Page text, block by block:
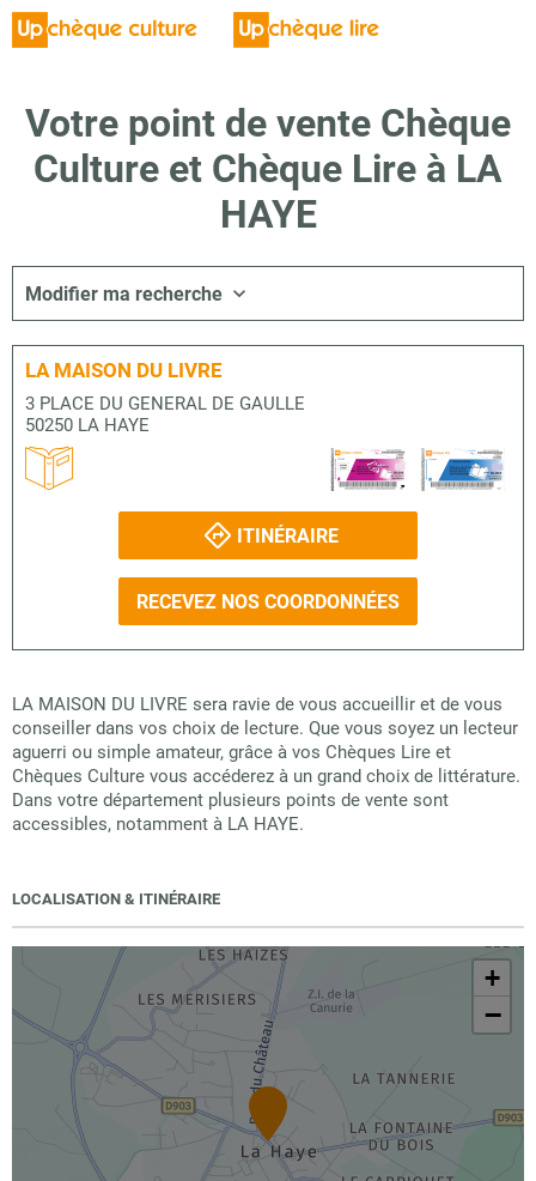
Votre point de vente Chèque
Culture et Chèque Lire à LA
HAYE
Modifier ma recherche
LA MAISON DU LIVRE
3 PLACE DU GENERAL DE GAULLE
50250 LA HAYE
ITINÉRAIRE
RECEVEZ NOS COORDONNÉES
LA MAISON DU LIVRE sera ravie de vous accueillir et de vous
conseiller dans vos choix de lecture. Que vous soyez un lecteur
aguerri ou simple amateur, grâce à vos Chèques Lire et
Chèques Culture vous accéderez à un grand choix de littérature.
Dans votre département plusieurs points de vente sont
accessibles, notamment à LA HAYE.
LOCALISATION & ITINÉRAIRE
+
−